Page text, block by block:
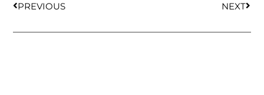
PREVIOUS NEXT